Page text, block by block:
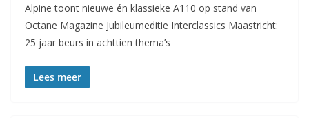
Alpine toont nieuwe én klassieke A110 op stand van
Octane Magazine Jubileumeditie Interclassics Maastricht:
25 jaar beurs in achttien thema’s
Lees meer